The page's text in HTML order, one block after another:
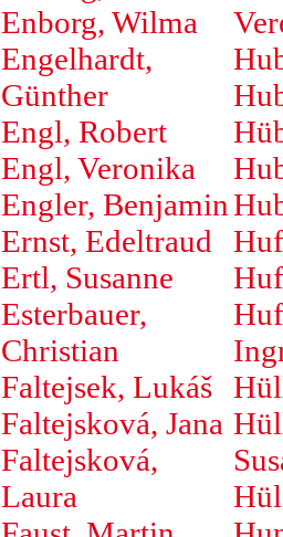
Enborg, Wilma
Engelhardt,
Günther
Engl, Robert
Engl, Veronika
Engler, Benjamin
Ernst, Edeltraud
Ertl, Susanne
Esterbauer,
Christian
Faltejsek, Lukáš
Faltejsková, Jana
Faltejsková,
Laura